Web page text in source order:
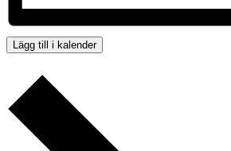
Lägg till i kalender